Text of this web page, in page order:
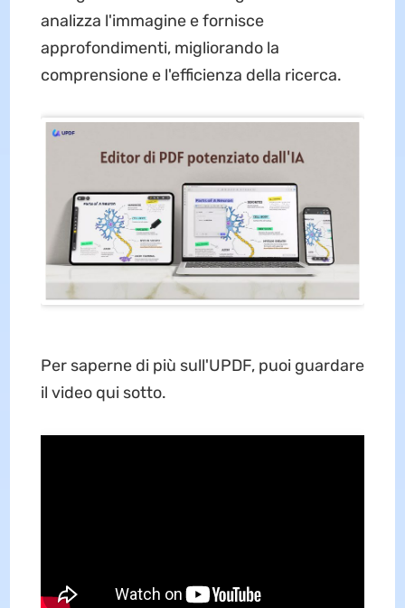
analizza l'immagine e fornisce
approfondimenti, migliorando la
comprensione e l'efficienza della ricerca.
Per saperne di più sull'UPDF, puoi guardare
il video qui sotto.